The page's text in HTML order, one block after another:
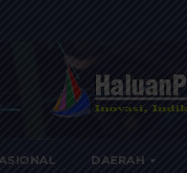
DAERAH